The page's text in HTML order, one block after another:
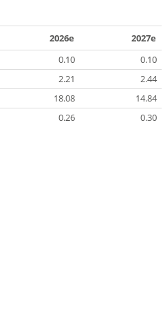
2026e
2027e
0.10
0.10
2.21
2.44
18.08
14.84
0.26 0.30